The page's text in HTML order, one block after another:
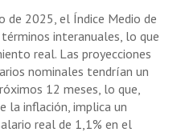
de 2025, el Índice Medio de
interanuales, lo que
real. Las proyecciones
nominales tendrían un
12 meses, lo que,
la inflación, implica un
real de 1,1% en el